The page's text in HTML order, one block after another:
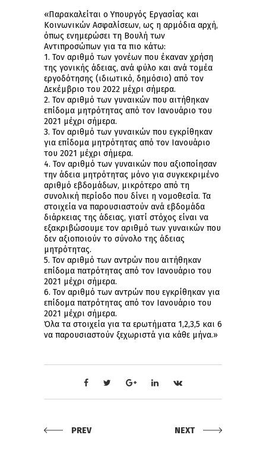
«Παρακαλείται ο Υπουργός Εργασίας και
Κοινωνικών Ασφαλίσεων, ως η αρμόδια αρχή,
όπως ενημερώσει τη Βουλή των
Αντιπροσώπων για τα πιο κάτω:
1. Τον αριθμό των γονέων που έκαναν χρήση
της γονικής άδειας, ανά φύλο και ανά τομέα
εργοδότησης (ιδιωτικό, δημόσιο) από τον
Δεκέμβριο του 2022 μέχρι σήμερα.
2. Τον αριθμό των γυναικών που αιτήθηκαν
επίδομα μητρότητας από τον Ιανουάριο του
2021 μέχρι σήμερα.
3. Τον αριθμό των γυναικών που εγκρίθηκαν
για επίδομα μητρότητας από τον Ιανουάριο
του 2021 μέχρι σήμερα.
4. Τον αριθμό των γυναικών που αξιοποίησαν
την άδεια μητρότητας μόνο για συγκεκριμένο
αριθμό εβδομάδων, μικρότερο από τη
συνολική περίοδο που δίνει η νομοθεσία. Τα
στοιχεία να παρουσιαστούν ανά εβδομάδα
διάρκειας της άδειας, γιατί στόχος είναι να
εξακριβώσουμε τον αριθμό των γυναικών που
δεν αξιοποιούν το σύνολο της άδειας
μητρότητας.
5. Τον αριθμό των αντρών που αιτήθηκαν
επίδομα πατρότητας από τον Ιανουάριο του
2021 μέχρι σήμερα.
6. Τον αριθμό των αντρών που εγκρίθηκαν για
επίδομα πατρότητας από τον Ιανουάριο του
2021 μέχρι σήμερα.
Όλα τα στοιχεία για τα ερωτήματα 1,2,3,5 και 6
να παρουσιαστούν ξεχωριστά για κάθε μήνα.»
PREV NEXT